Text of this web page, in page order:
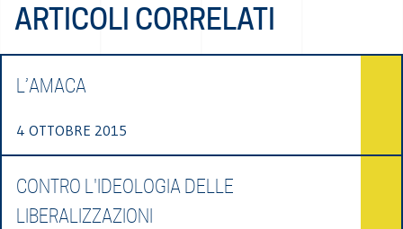
ARTICOLI CORRELATI
L’AMACA
4 OTTOBRE 2015
CONTRO L'IDEOLOGIA DELLE
LIBERALIZZAZIONI